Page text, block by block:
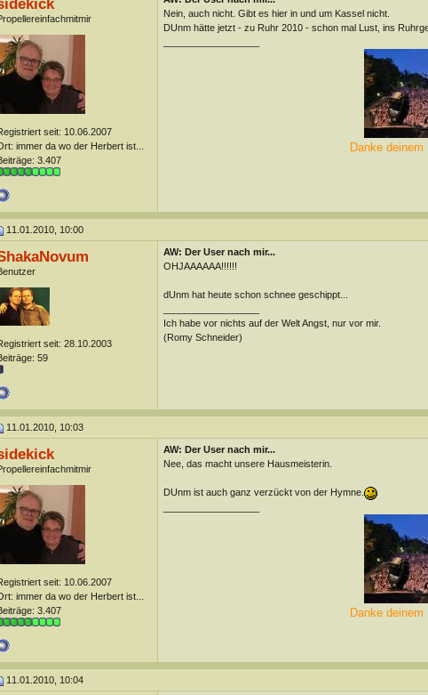
seit: 10.06.2007
immer da wo der Herbert ist...
3.407
Nein, auch nicht. Gibt es hier in und um Kassel nicht.
DUnm hätte jetzt - zu Ruhr 2010 - schon mal Lust, ins
Danke deinem
11.01.2010, 10:00
seit: 28.10.2003
59
AW: Der User nach mir...
OHJAAAAAA!!!!!!
dUnm hat heute schon schnee geschippt...
Ich habe vor nichts auf der Welt Angst, nur vor mir.
(Romy Schneider)
11.01.2010, 10:03
seit: 10.06.2007
immer da wo der Herbert ist...
3.407
AW: Der User nach mir...
Nee, das macht unsere Hausmeisterin.
DUnm ist auch ganz verzückt von der Hymne.
Danke deinem
11.01.2010, 10:04